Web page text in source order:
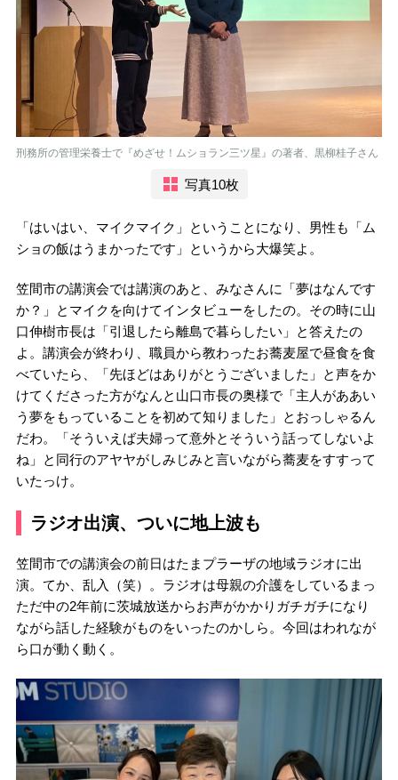
刑務所の管理栄養士で『めざせ！ムショラン三ツ星』の著者、黒柳桂子さん
写真10枚
「はいはい、マイクマイク」ということになり、男性も「ム
ショの飯はうまかったです」というから大爆笑よ。
笠間市の講演会では講演のあと、みなさんに「夢はなんです
か？」とマイクを向けてインタビューをしたの。その時に山
口伸樹市長は「引退したら離島で暮らしたい」と答えたの
よ。講演会が終わり、職員から教わったお蕎麦屋で昼食を食
べていたら、「先ほどはありがとうございました」と声をか
けてくださった方がなんと山口市長の奥様で「主人がああい
う夢をもっていることを初めて知りました」とおっしゃるん
だわ。「そういえば夫婦って意外とそういう話ってしないよ
ね」と同行のアヤヤがしみじみと言いながら蕎麦をすすって
いたっけ。
ラジオ出演、ついに地上波も
笠間市での講演会の前日はたまプラーザの地域ラジオに出
演。てか、乱入（笑）。ラジオは母親の介護をしているまっ
ただ中の2年前に茨城放送からお声がかかりガチガチになり
ながら話した経験がものをいったのかしら。今回はわれなが
ら口が動く動く。